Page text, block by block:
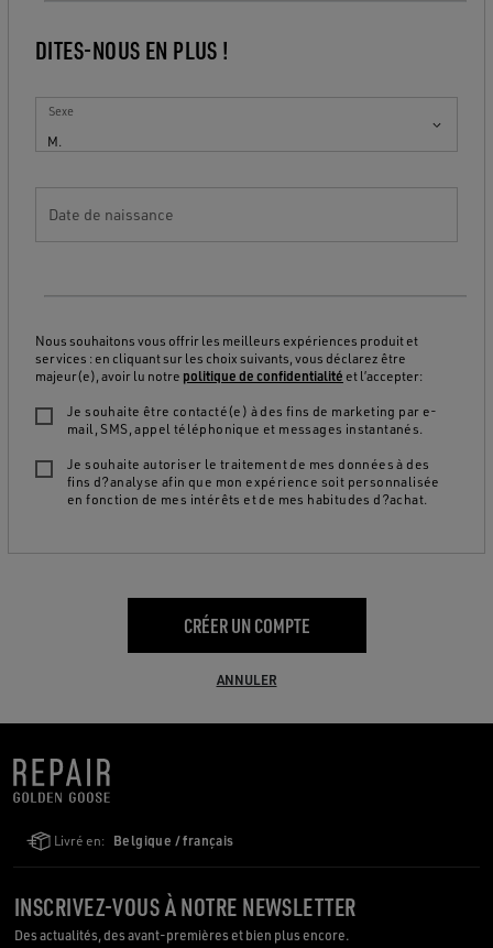
DITES-NOUS EN PLUS !
M.
Sexe
Date de naissance
Nous souhaitons vous offrir les meilleurs expériences produit et
services : en cliquant sur les choix suivants, vous déclarez être
majeur(e), avoir lu notre politique de confidentialité et l’accepter:
Je souhaite être contacté(e) à des fins de marketing par e-
mail, SMS, appel téléphonique et messages instantanés.
Je souhaite autoriser le traitement de mes données à des
fins d?analyse afin que mon expérience soit personnalisée
en fonction de mes intérêts et de mes habitudes d?achat.
CRÉER UN COMPTE
ANNULER
Livré en: Belgique / français
INSCRIVEZ-VOUS À NOTRE NEWSLETTER
Des actualités, des avant-premières et bien plus encore.